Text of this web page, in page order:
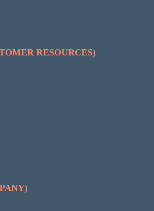
RESOURCES)